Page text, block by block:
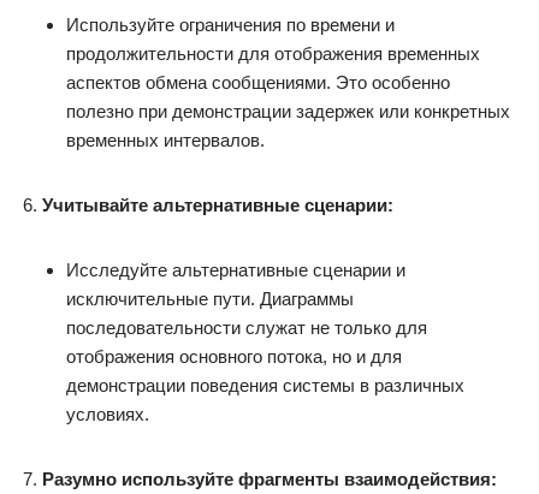
Используйте ограничения по времени и
продолжительности для отображения временных
аспектов обмена сообщениями. Это особенно
полезно при демонстрации задержек или конкретных
временных интервалов.
Учитывайте альтернативные сценарии:
Исследуйте альтернативные сценарии и
исключительные пути. Диаграммы
последовательности служат не только для
отображения основного потока, но и для
демонстрации поведения системы в различных
условиях.
Разумно используйте фрагменты взаимодействия: